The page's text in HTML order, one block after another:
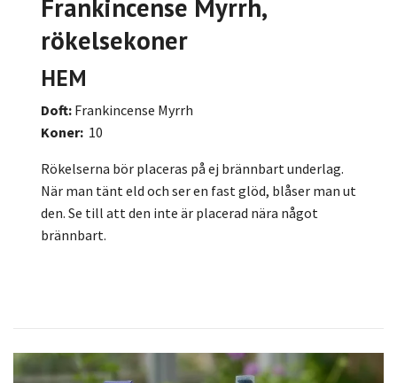
Frankincense Myrrh,
rökelsekoner
HEM
Doft: Frankincense Myrrh
Koner: 10
Rökelserna bör placeras på ej brännbart underlag.
När man tänt eld och ser en fast glöd, blåser man ut
den. Se till att den inte är placerad nära något
brännbart.